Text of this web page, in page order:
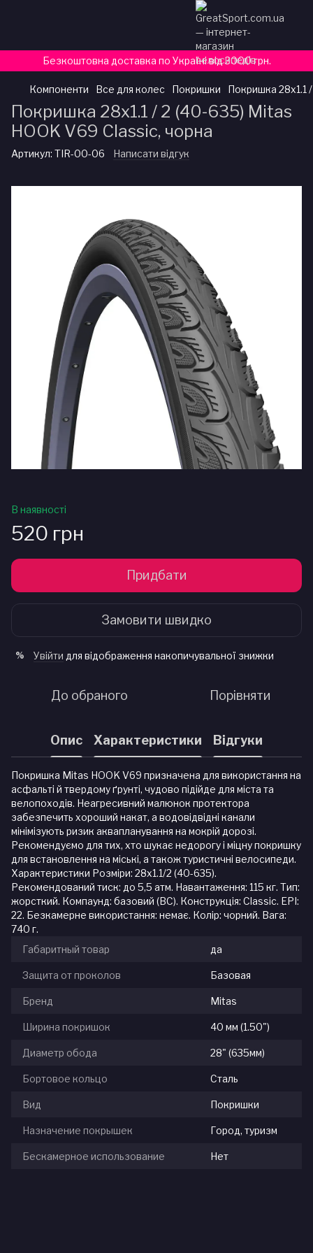
Безкоштовна доставка по Україні від 3000 грн.
Компоненти Все для колес Покришки Покришка 28x1.1
Покришка 28x1.1 / 2 (40-635) Mitas
HOOK V69 Classic, чорна
Артикул: TIR-00-06 Написати відгук
В наявності
520 грн
Придбати
Замовити швидко
% Увійти для відображення накопичувальної знижки
До обраного Порівняти
Опис Характеристики Відгуки
Покришка Mitas HOOK V69 призначена для використання на
асфальті й твердому ґрунті, чудово підійде для міста та
велопоходів. Неагресивний малюнок протектора
забезпечить хороший накат, а водовідвідні канали
мінімізують ризик аквапланування на мокрій дорозі.
Рекомендуємо для тих, хто шукає недорогу і міцну покришку
для встановлення на міські, а також туристичні велосипеди.
Характеристики Розміри: 28x1.1/2 (40-635).
Рекомендований тиск: до 5,5 атм. Навантаження: 115 кг. Тип:
жорсткий. Компаунд: базовий (BC). Конструкція: Classic. EPI:
22. Безкамерне використання: немає. Колір: чорний. Вага:
740 г.
Габаритный товар
да
Защита от проколов Базовая
Бренд Mitas
Ширина покришок 40 мм (1.50")
Диаметр обода 28" (635мм)
Бортовое кольцо Сталь
Вид Покришки
Назначение покрышек Город, туризм
Бескамерное использование Нет